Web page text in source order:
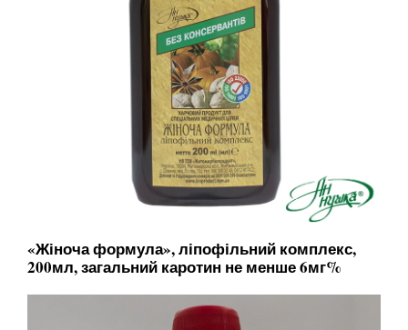
«Жіноча формула», ліпофільний комплекс,
200мл, загальний каротин не менше 6мг%